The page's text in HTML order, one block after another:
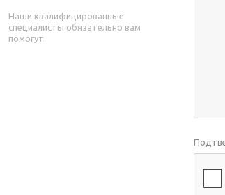
Наши квалифицированные
специалисты обязательно вам
помогут.